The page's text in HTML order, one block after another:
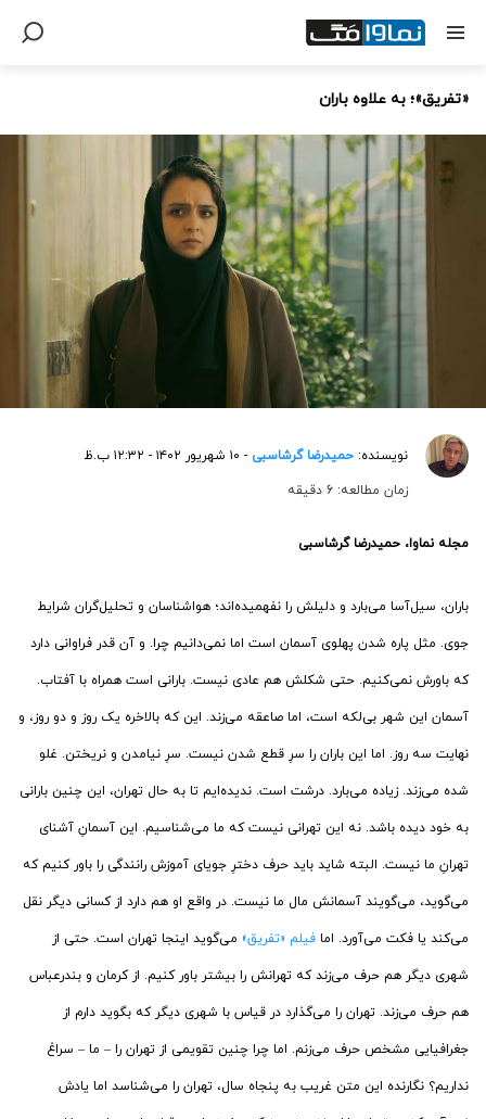
«تفریق»؛ به علاوه باران
نویسنده: حمیدرضا گرشاسبی - ۱۰ شهریور ۱۴۰۲ - ۱۲:۳۲ ب.ظ
زمان مطالعه: 6 دقیقه
مجله نماوا، حمیدرضا گرشاسبی
باران، سیل‌آسا می‌بارد و دلیلش را نفهمیده‌اند؛ هواشناسان و تحلیل‌گران شرایط
جوی. مثل پاره شدن پهلوی آسمان است اما نمی‌دانیم چرا. و آن قدر فراوانی دارد
که باورش نمی‌کنیم. حتی شکلش هم عادی نیست. بارانی است همراه با آفتاب.
آسمان این شهر بی‌لکه است، اما صاعقه می‌زند. این که بالاخره یک روز و دو روز، و
نهایت سه روز. اما این باران را سرِ قطع شدن نیست. سرِ نیامدن و نریختن. غلو
شده می‌زند. زیاده می‌بارد. درشت است. ندیده‌ایم تا به حال تهران، این چنین بارانی
به خود دیده باشد. نه این تهرانی نیست که ما می‌شناسیم. این آسمانِ آشنای
تهرانِ ما نیست. البته شاید باید حرف دخترِ جویای آموزش رانندگی را باور کنیم که
می‌گوید، می‌گویند آسمانش مال ما نیست. در واقع او هم دارد از کسانی دیگر نقل
می‌کند یا فکت می‌آورد. اما فیلم «تفریق» می‌گوید اینجا تهران است. حتی از
شهری دیگر هم حرف می‌زند که تهرانش را بیشتر باور کنیم. از کرمان و بندرعباس
هم حرف می‌زند. تهران را می‌گذارد در قیاس با شهری دیگر که بگوید دارم از
جغرافیایی مشخص حرف می‌زنم. اما چرا چنین تقویمی از تهران را – ما – سراغ
نداریم؟ نگارنده این متن غریب به پنجاه سال، تهران را می‌شناسد اما یادش